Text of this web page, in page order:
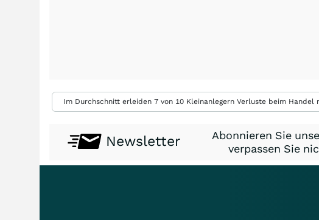
Im Durchschnitt erleiden 7 von 10 Kleinanlegern Verluste beim
Newsletter
Abonnieren Sie
verpassen Sie